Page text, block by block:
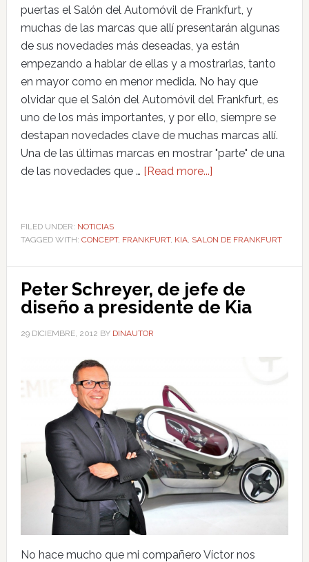
puertas el Salón del Automóvil de Frankfurt, y
muchas de las marcas que allí presentarán algunas
de sus novedades más deseadas, ya están
empezando a hablar de ellas y a mostrarlas, tanto
en mayor como en menor medida. No hay que
olvidar que el Salón del Automóvil del Frankfurt, es
uno de los más importantes, y por ello, siempre se
destapan novedades clave de muchas marcas allí.
Una de las últimas marcas en mostrar "parte" de una
de las novedades que … [Read more...]
FILED UNDER: NOTICIAS
TAGGED WITH: CONCEPT, FRANKFURT, KIA, SALON DE FRANKFURT
Peter Schreyer, de jefe de
diseño a presidente de Kia
29 DICIEMBRE, 2012 BY DINAUTOR
No hace mucho que mi compañero Víctor nos